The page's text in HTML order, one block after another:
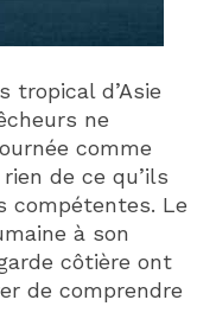
tropical d’Asie
ne
comme
de ce qu’ils
compétentes. Le
à son
côtière ont
de comprendre